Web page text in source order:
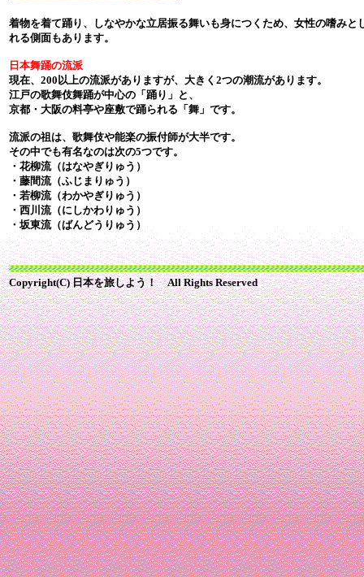
着物を着て踊り、しなやかな立居振る舞いも身につくため、女性の嗜みと
れる側面もあります。
日本舞踊の流派
現在、200以上の流派がありますが、大きく2つの潮流があります。
江戸の歌舞伎舞踊が中心の「踊り」と、
京都・大阪の料亭や座敷で踊られる「舞」です。
流派の祖は、歌舞伎や能楽の振付師が大半です。
その中でも有名なのは次の5つです。
・花柳流（はなやぎりゅう）
・藤間流（ふじまりゅう）
・若柳流（わかやぎりゅう）
・西川流（にしかわりゅう）
・坂東流（ばんどうりゅう）
Copyright(C) 日本を旅しよう！ All Rights Reserved